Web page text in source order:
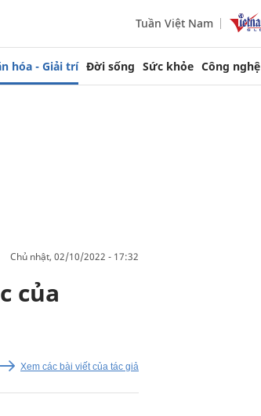
Tuần Việt Nam
hóa - Giải trí Đời sống Sức khỏe Công nghệ
chủ nhật, 02/10/2022 - 17:32
của
Xem các bài viết của tác giả